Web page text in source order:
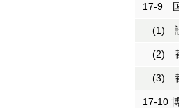
17-9
(1) 設
(2) 都
(3) 都
17-10